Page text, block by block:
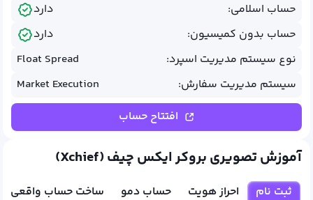
حساب اسلامی:
دارد
حساب بدون کمیسیون:
دارد
نوع سیستم مدیریت اسپرد:
Float Spread
سیستم مدیریت سفارش:
Market Execution
افتتاح حساب
آموزش تصویری بروکر ایکس چیف (Xchief)
ثبت نام احراز هویت حساب دمو ساخت حساب واقعی